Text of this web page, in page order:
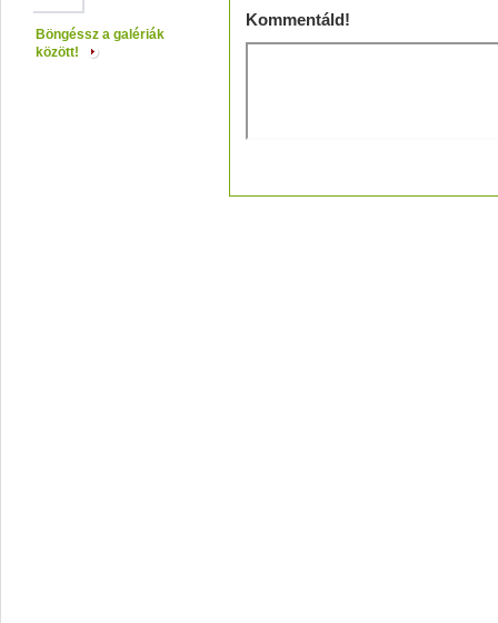
Böngéssz a galériák
között!
Kommentáld!